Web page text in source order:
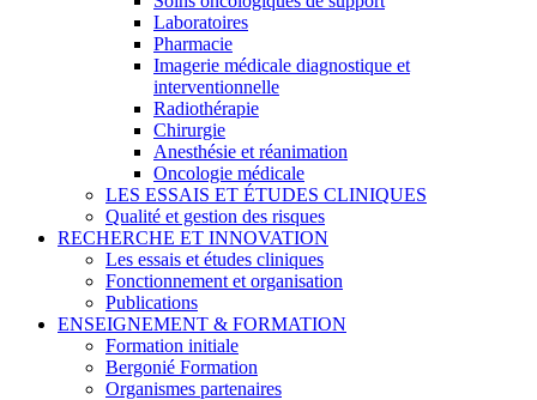
Laboratoires
Pharmacie
Imagerie médicale diagnostique et
interventionnelle
Radiothérapie
Chirurgie
Anesthésie et réanimation
Oncologie médicale
LES ESSAIS ET ÉTUDES CLINIQUES
Qualité et gestion des risques
RECHERCHE ET INNOVATION
Les essais et études cliniques
Fonctionnement et organisation
Publications
ENSEIGNEMENT & FORMATION
Formation initiale
Bergonié Formation
Organismes partenaires